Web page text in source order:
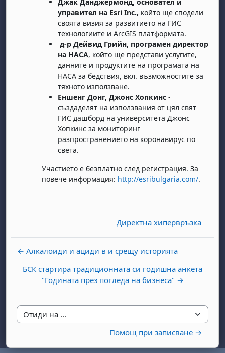
управител на Esri Inc., който ще сподели
своята визия за развитието на ГИС
технологиите и ArcGIS платформата.
д-р Дейвид Грийн, програмен директор
на НАСА, който ще представи услугите,
данните и продуктите на програмата на
НАСА за бедствия, вкл. възможностите за
тяхното използване.
Еншенг Донг, Джонс Хопкинс -
създаделят на използвания от цял свят
ГИС дашборд на университета Джонс
Хопкинс за мониторинг
разпространението на коронавирус по
света.
Участието е безплатно след регистрация. За
повече информация: http://esribulgaria.com/.
Директна хипервръзка
← Алкалоиди и ациди в и срещу историята
БСК стартира традиционната си годишна анкета
"Годината през погледа на бизнеса" →
Отиди на ...
Помощ при записване →